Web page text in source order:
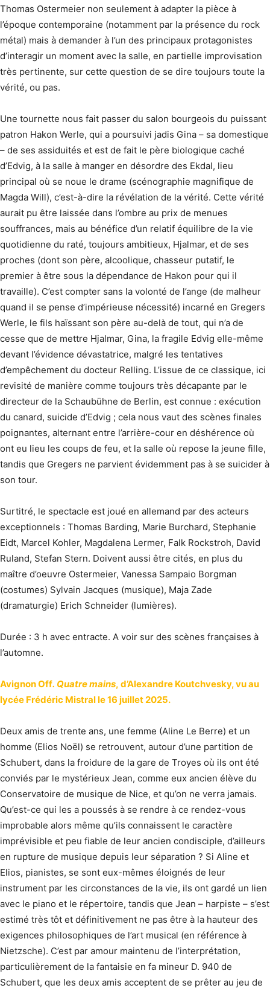
Thomas Ostermeier non seulement à adapter la pièce à
l’époque contemporaine (notamment par la présence du rock
métal) mais à demander à l’un des principaux protagonistes
d’interagir un moment avec la salle, en partielle improvisation
très pertinente, sur cette question de se dire toujours toute la
vérité, ou pas.
Une tournette nous fait passer du salon bourgeois du puissant
patron Hakon Werle, qui a poursuivi jadis Gina – sa domestique
– de ses assiduités et est de fait le père biologique caché
d’Edvig, à la salle à manger en désordre des Ekdal, lieu
principal où se noue le drame (scénographie magnifique de
Magda Will), c’est-à-dire la révélation de la vérité. Cette vérité
aurait pu être laissée dans l’ombre au prix de menues
souffrances, mais au bénéfice d’un relatif équilibre de la vie
quotidienne du raté, toujours ambitieux, Hjalmar, et de ses
proches (dont son père, alcoolique, chasseur putatif, le
premier à être sous la dépendance de Hakon pour qui il
travaille). C’est compter sans la volonté de l’ange (de malheur
quand il se pense d’impérieuse nécessité) incarné en Gregers
Werle, le fils haïssant son père au-delà de tout, qui n’a de
cesse que de mettre Hjalmar, Gina, la fragile Edvig elle-même
devant l’évidence dévastatrice, malgré les tentatives
d’empêchement du docteur Relling. L’issue de ce classique, ici
revisité de manière comme toujours très décapante par le
directeur de la Schaubühne de Berlin, est connue : exécution
du canard, suicide d’Edvig ; cela nous vaut des scènes finales
poignantes, alternant entre l’arrière-cour en déshérence où
ont eu lieu les coups de feu, et la salle où repose la jeune fille,
tandis que Gregers ne parvient évidemment pas à se suicider à
son tour.
Surtitré, le spectacle est joué en allemand par des acteurs
exceptionnels : Thomas Barding, Marie Burchard, Stephanie
Eidt, Marcel Kohler, Magdalena Lermer, Falk Rockstroh, David
Ruland, Stefan Stern. Doivent aussi être cités, en plus du
maître d’oeuvre Ostermeier, Vanessa Sampaio Borgman
(costumes) Sylvain Jacques (musique), Maja Zade
(dramaturgie) Erich Schneider (lumières).
Durée : 3 h avec entracte. A voir sur des scènes françaises à
l’automne.
Avignon Off. Quatre mains, d’Alexandre Koutchvesky, vu au
lycée Frédéric Mistral le 16 juillet 2025.
Deux amis de trente ans, une femme (Aline Le Berre) et un
homme (Elios Noël) se retrouvent, autour d’une partition de
Schubert, dans la froidure de la gare de Troyes où ils ont été
conviés par le mystérieux Jean, comme eux ancien élève du
Conservatoire de musique de Nice, et qu’on ne verra jamais.
Qu’est-ce qui les a poussés à se rendre à ce rendez-vous
improbable alors même qu’ils connaissent le caractère
imprévisible et peu fiable de leur ancien condisciple, d’ailleurs
en rupture de musique depuis leur séparation ? Si Aline et
Elios, pianistes, se sont eux-mêmes éloignés de leur
instrument par les circonstances de la vie, ils ont gardé un lien
avec le piano et le répertoire, tandis que Jean – harpiste – s’est
estimé très tôt et définitivement ne pas être à la hauteur des
exigences philosophiques de l’art musical (en référence à
Nietzsche). C’est par amour maintenu de l’interprétation,
particulièrement de la fantaisie en fa mineur D. 940 de
Schubert, que les deux amis acceptent de se prêter au jeu de